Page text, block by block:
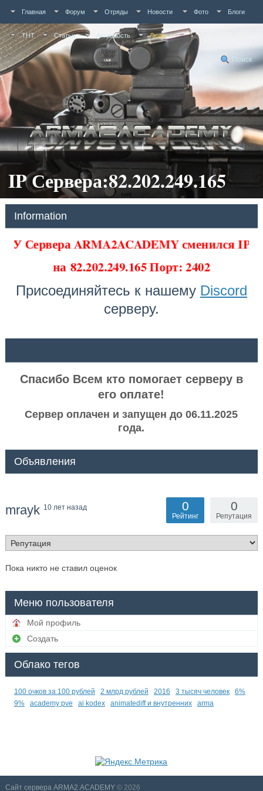
Главная Форум Отряды Новости Фото Блоги
ТНТ Статьи Активность Люди
Поиск
IP Сервера:82.202.249.165
Information
У Сервера ARMA2ACADEMY сменился IP
на 82.202.249.165 Порт: 2402
Присоединяйтесь к нашему Discord
серверу.
Спасибо Всем кто помогает серверу в
его оплате!
Сервер оплачен и запущен до 06.11.2025
года.
Объявления
mrayk 10 лет назад 0
Репутация
0
Рейтинг
Пока никто не ставил оценок
Меню пользователя
Мой профиль
Создать
Облако тегов
100 очков за 100 рублей 2 млрд рублей 2016 3 тысяч человек
6%
9%
academy pve ai kodex animatediff и внутренних arma
Сайт сервера ARMA2.ACADEMY© 2026